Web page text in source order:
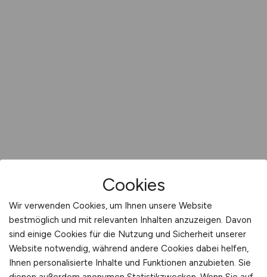
Cookies
Wir verwenden Cookies, um Ihnen unsere Website
bestmöglich und mit relevanten Inhalten anzuzeigen. Davon
sind einige Cookies für die Nutzung und Sicherheit unserer
Website notwendig, während andere Cookies dabei helfen,
Ihnen personalisierte Inhalte und Funktionen anzubieten. Sie